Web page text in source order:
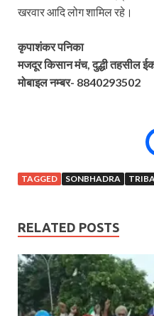
खरवार आदि लोग शामिल रहे।
कृपाशंकर पनिका
मजदूर किसान मंच, दुद्धी तहसील
मोबाइल नम्बर- 8840293502
TAGGED SONBHADRA
RELATED POSTS